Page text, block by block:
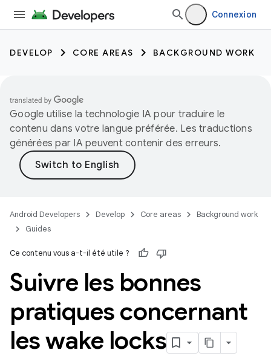
Connexion
DEVELOP CORE AREAS BACKGROUND WORK
Google utilise la technologie IA pour traduire le
contenu dans votre langue préférée. Les traductions
générées par IA peuvent contenir des erreurs.
Android Developers Develop Core areas
Background work
Guides
Ce contenu vous a-t-il été utile ?
Suivre les bonnes
pratiques concernant
les wake locks